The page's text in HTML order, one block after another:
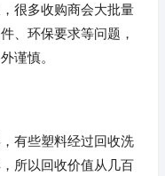
很多收购商会大批量
、环保要求等问题，
谨慎。
有些塑料经过回收洗
所以回收价值从几百